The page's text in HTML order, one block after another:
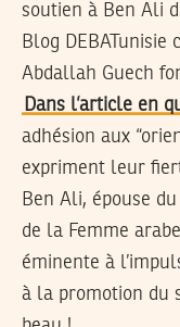
soutien à Ben Ali
Blog
Abdallah Guech
Dans l’article en
adhésion aux
expriment leur
Ben Ali, épouse
de la Femme
éminente à
à la promotion du